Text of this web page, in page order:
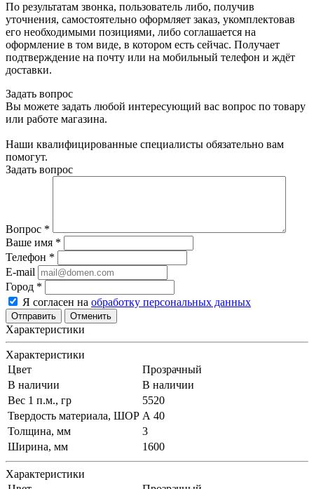
По результатам звонка, пользователь либо, получив
уточнения, самостоятельно оформляет заказ, укомплектовав
его необходимыми позициями, либо соглашается на
оформление в том виде, в котором есть сейчас. Получает
подтверждение на почту или на мобильный телефон и ждёт
доставки.
Задать вопрос
Вы можете задать любой интересующий вас вопрос по товару
или работе магазина.
Наши квалифицированные специалисты обязательно вам
помогут.
Задать вопрос
Вопрос *
Ваше имя *
Телефон *
E-mail
Город *
Я согласен на обработку персональных данных
Отменить
Характеристики
Характеристики
Цвет
Прозрачный
В наличии
В наличии
Вес 1 п.м., гр
5520
Твердость материала, ШОР А 40
Толщина, мм
3
Ширина, мм
1600
Характеристики